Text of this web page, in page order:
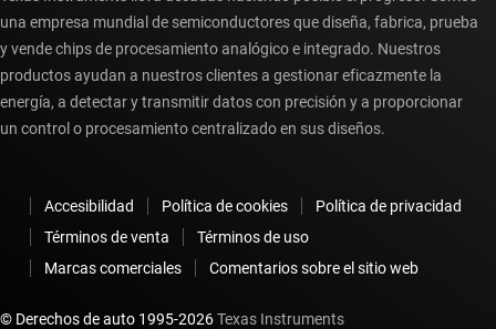
una empresa mundial de semiconductores que diseña, fabrica, prueba
y vende chips de procesamiento analógico e integrado. Nuestros
productos ayudan a nuestros clientes a gestionar eficazmente la
energía, a detectar y transmitir datos con precisión y a proporcionar
un control o procesamiento centralizado en sus diseños.
Accesibilidad Política de cookies
Política de privacidad
Términos de venta
Términos de uso
Marcas comerciales
Comentarios sobre el sitio web
© Derechos de auto 1995-2026Texas Instruments